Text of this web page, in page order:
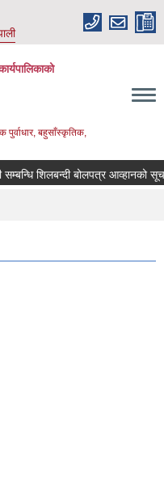
पुर्वाधार, बहुसाँस्कृतिक,
लिलाम बिक्री सम्बन्धि शिलबन्दी बोलपत्र